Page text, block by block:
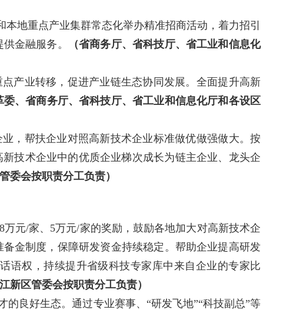
地重点产业集群常态化举办精准招商活动，着力招引
金融服务。
（省商务厅、省科技厅、省工业和信息化
产业转移，促进产业链生态协同发展。全面提升高新
委、省商务厅、省科技厅、省工业和信息化厅和各设区
，帮扶企业对照高新技术企业标准做优做强做大。按
技术企业中的优质企业梯次成长为链主企业、龙头企
管委会按职责分工负责）
元/家、5万元/家的奖励，鼓励各地加大对高新技术企
金制度，保障研发资金持续稳定。帮助企业提高研发
语权，持续提升省级科技专家库中来自企业的专家比
新区管委会按职责分工负责）
良好生态。通过专业赛事、“研发飞地”“科技副总”等